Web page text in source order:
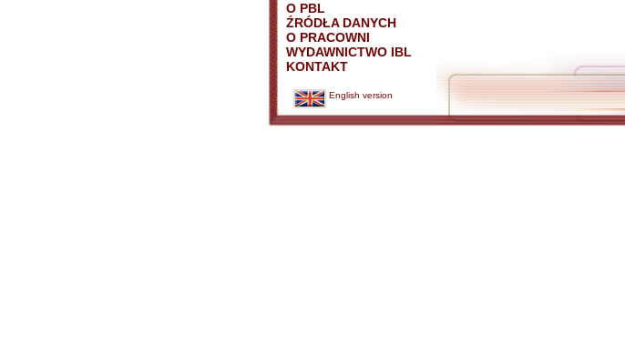
O PBL
ŹRÓDŁA DANYCH
O PRACOWNI
WYDAWNICTWO IBL
KONTAKT
English version